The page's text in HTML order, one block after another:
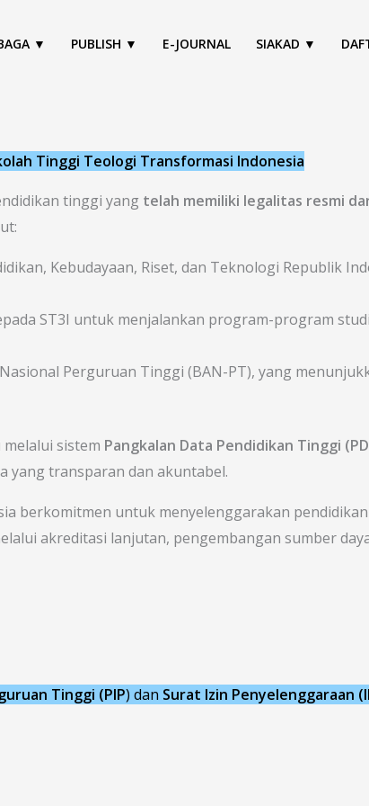
▼ PUBLISH ▼ E-JOURNAL SIAKAD ▼
Tinggi Teologi Transformasi Indonesia
tinggi yang telah memiliki legalitas resmi
Kebudayaan, Riset, dan Teknologi Republik
ST3I untuk menjalankan program-program
Perguruan Tinggi (BAN-PT), yang
sistem Pangkalan Data Pendidikan Tinggi
yang transparan dan akuntabel.
berkomitmen untuk menyelenggarakan
akreditasi lanjutan, pengembangan sumber
Tinggi (PIP) dan Surat Izin Penyelenggaraan